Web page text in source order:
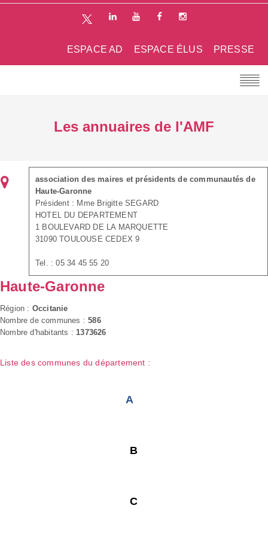
PRESSE
ESPACE ÉLUS
ESPACE AD
Les annuaires de l'AMF
association des maires et présidents de communautés de
Haute-Garonne
Président : Mme Brigitte SEGARD
HOTEL DU DEPARTEMENT
1 BOULEVARD DE LA MARQUETTE
31090 TOULOUSE CEDEX 9
Tel. : 05 34 45 55 20
Haute-Garonne
Région : Occitanie
Nombre de communes :586
Nombre d'habitants : 1373626
Liste des communes du département :
A
B
C